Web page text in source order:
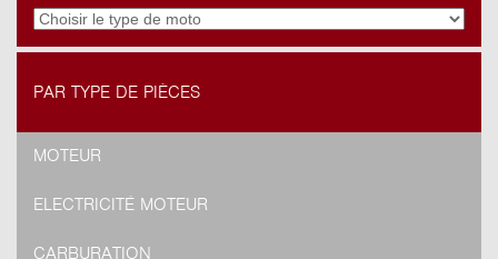
PAR TYPE DE PIÈCES
MOTEUR
ELECTRICITÉ MOTEUR
CARBURATION